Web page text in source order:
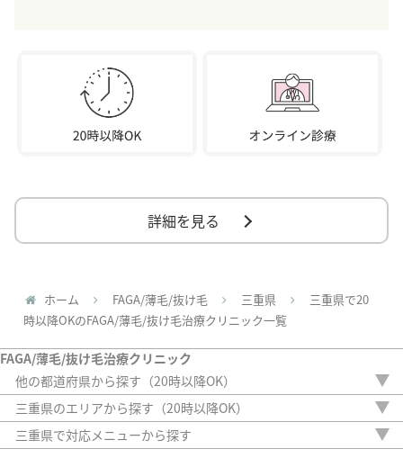
詳細を見る
ホーム FAGA/薄毛/抜け毛 三重県
三重県で20
時以降OKのFAGA/薄毛/抜け毛治療クリニック一覧
FAGA/薄毛/抜け毛治療クリニック
他の都道府県から探す（20時以降OK）
北海道
青森県
岩手県
三重県のエリアから探す（20時以降OK）
四日市市
三重県で対応メニューから探す